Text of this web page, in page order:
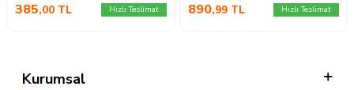
385,00 TL Hızlı Teslimat 890,99 TL Hızlı Teslimat
Kurumsal